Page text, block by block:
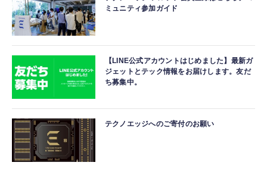
ミュニティ参加ガイド
【LINE公式アカウントはじめました】最新ガ
ジェットとテック情報をお届けします。友だ
ち募集中。
テクノエッジへのご寄付のお願い